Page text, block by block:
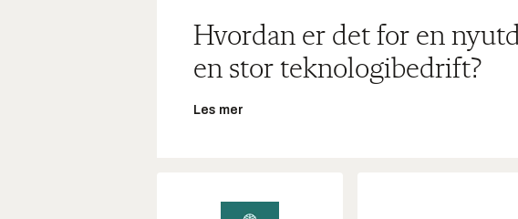
Hvordan er det for en
en stor teknologibedrift?
Les mer